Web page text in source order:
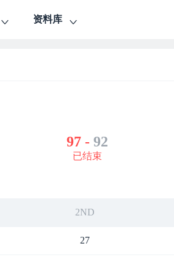
资料库
97 - 92
已结束
2ND
27